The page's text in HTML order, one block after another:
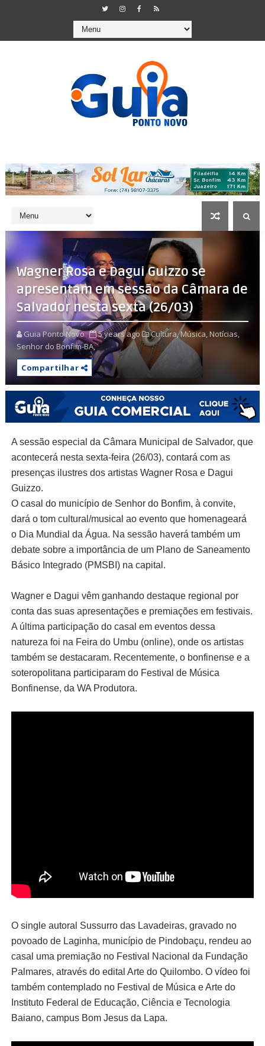
Wagner Rosa e Dagui Guizzo se
apresentam em sessão da Câmara de
Salvador nesta sexta (26/03)
Guia Ponto Novo 5 years ago Cultura,Música,Notícias,
Senhor do Bonfim-BA,
Compartilhar
A sessão especial da Câmara Municipal de Salvador, que
acontecerá nesta sexta-feira (26/03), contará com as
presenças ilustres dos artistas Wagner Rosa e Dagui
Guizzo.
O casal do município de Senhor do Bonfim, à convite,
dará o tom cultural/musical ao evento que homenageará
o Dia Mundial da Água. Na sessão haverá também um
debate sobre a importância de um Plano de Saneamento
Básico Integrado (PMSBI) na capital.
Wagner e Dagui vêm ganhando destaque regional por
conta das suas apresentações e premiações em festivais.
A última participação do casal em eventos dessa
natureza foi na Feira do Umbu (online), onde os artistas
também se destacaram. Recentemente, o bonfinense e a
soteropolitana participaram do Festival de Música
Bonfinense, da WA Produtora.
O single autoral Sussurro das Lavadeiras, gravado no
povoado de Laginha, município de Pindobaçu, rendeu ao
casal uma premiação no Festival Nacional da Fundação
Palmares, através do edital Arte do Quilombo. O vídeo foi
também contemplado no Festival de Música e Arte do
Instituto Federal de Educação, Ciência e Tecnologia
Baiano, campus Bom Jesus da Lapa.